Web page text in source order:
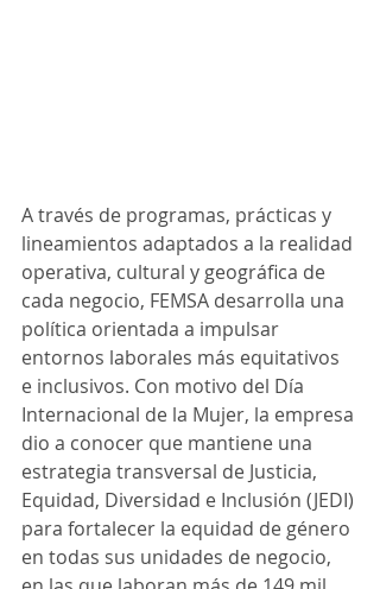
A través de programas, prácticas y
lineamientos adaptados a la realidad
operativa, cultural y geográfica de
cada negocio, FEMSA desarrolla una
política orientada a impulsar
entornos laborales más equitativos
e inclusivos. Con motivo del Día
Internacional de la Mujer, la empresa
dio a conocer que mantiene una
estrategia transversal de Justicia,
Equidad, Diversidad e Inclusión (JEDI)
para fortalecer la equidad de género
en todas sus unidades de negocio,